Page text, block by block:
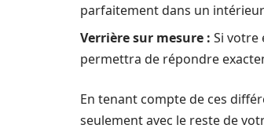
parfaitement dans un
Verrière sur mesure : Si votre
permettra de répondre
En tenant compte de ces
seulement avec le reste de